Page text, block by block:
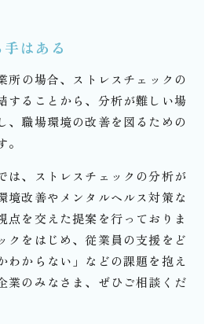
はある
所の場合、ストレスチェックの
することから、分析が難しい場
、職場環境の改善を図るための
。
は、ストレスチェックの分析が
境改善やメンタルヘルス対策な
点を交えた提案を行っておりま
クをはじめ、従業員の支援をど
わからない」などの課題を抱え
業のみなさま、ぜひご相談くだ